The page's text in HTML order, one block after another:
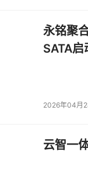
1万个收费站、7.4
的统一管控，将运
要玩家。
永铭聚
SATA
2026年04月
云智一